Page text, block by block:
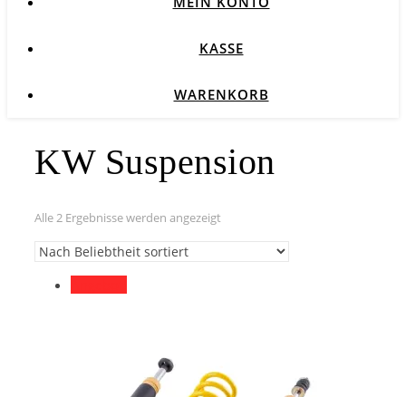
KASSE
WARENKORB
KW Suspension
Alle 2 Ergebnisse werden angezeigt